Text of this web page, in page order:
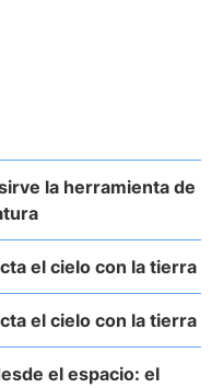
la herramienta de
el cielo con la tierra
el cielo con la tierra
el espacio: el